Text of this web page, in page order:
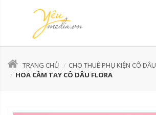
TRANG CHỦ
CHO THUÊ PHỤ KIỆN CÔ DÂU
HOA CẦM TAY CÔ DÂU FLORA